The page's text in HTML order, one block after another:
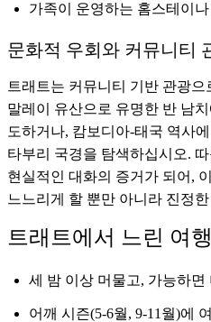
가족이 운영하는 홈스테이
문화적 우회와 커뮤니티
트래트는 커뮤니티 기반 관광
말레이 유산으로 유명한 반 남
도하거나, 캄보디아-태국 역사
타부리 국경을 탐색하십시오.
현실적인 대화의 증거가 되어,
느느리게 할 뿐만 아니라 진정
트래트에서 느린 여
세 밤 이상 머물고, 가능하면
어깨 시즌(5-6월, 9-11월)에